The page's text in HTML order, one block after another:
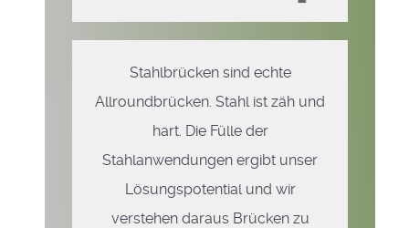
Stahlbrücken sind echte
Allroundbrücken. Stahl ist zäh und
hart. Die Fülle der
Stahlanwendungen ergibt unser
Lösungspotential und wir
verstehen daraus Brücken zu